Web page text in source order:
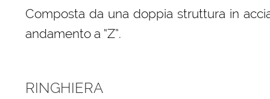
Composta da una doppia struttura in
andamento a “Z”.
RINGHIERA